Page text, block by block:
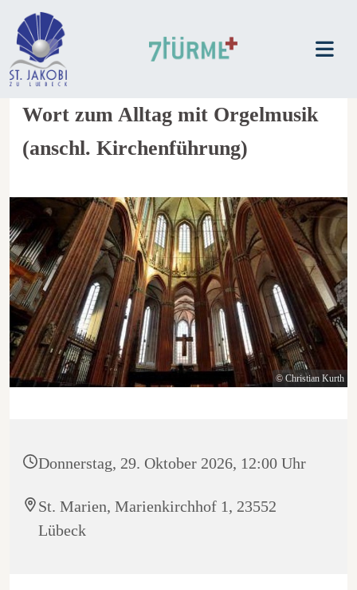
Wort zum Alltag mit Orgelmusik
(anschl. Kirchenführung)
© Christian Kurth
Donnerstag, 29. Oktober 2026, 12:00 Uhr
St. Marien, Marienkirchhof 1, 23552
Lübeck